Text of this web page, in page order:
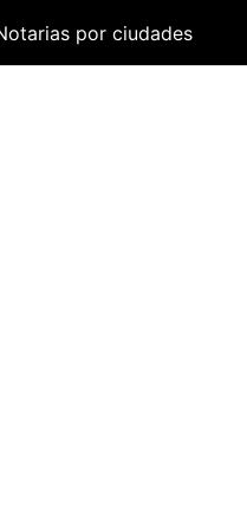
por ciudades